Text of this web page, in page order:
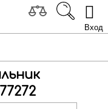
Вход